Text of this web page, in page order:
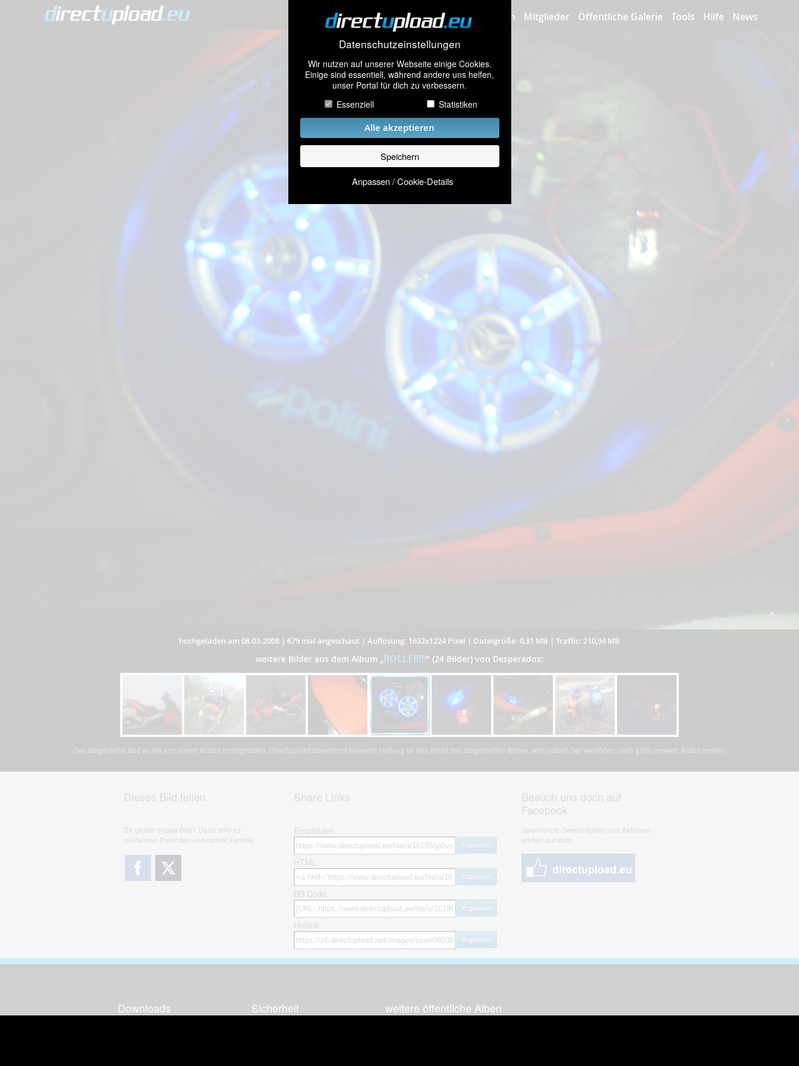
Datenschutzeinstellungen
Wir nutzen auf unserer Webseite einige Cookies.
Einige sind essentiell, während andere uns helfen,
unser Portal für dich zu verbessern.
Essenziell
Statistiken
Alle akzeptieren
Speichern
Anpassen / Cookie-Details
Bilder hochladen Mitglieder Öffentliche Galerie Tools Hilfe News
hochgeladen am 08.03.2008 | 679 mal angeschaut | Auflösung: 1632x1224 Pixel | Dateigröße: 0,31 MB | Traffic: 210,94 MB
weitere Bilder aus dem Album „ROLLER!!!” (24 Bilder) von Desperados:
Das dargestellte Bild wurde von einem Nutzer hochgeladen. Directupload übernimmt keinerlei Haftung für den Inhalt des dargestellten Bildes, wird jedoch bei Verstößen nach §2(3) unserer AGB handeln.
Dieses Bild teilen
Dir gefällt dieses Bild? Dann teile es
mit deinen Freunden und deiner Familie.
Share Links
Empfohlen
kopieren
HTML
kopieren
BB Code
kopieren
Hotlink
kopieren
Besuch uns doch auf
Facebook
Spannende Gewinnspiele und Aktionen
warten auf dich!
Downloads Sicherheit weitere öffentliche Alben